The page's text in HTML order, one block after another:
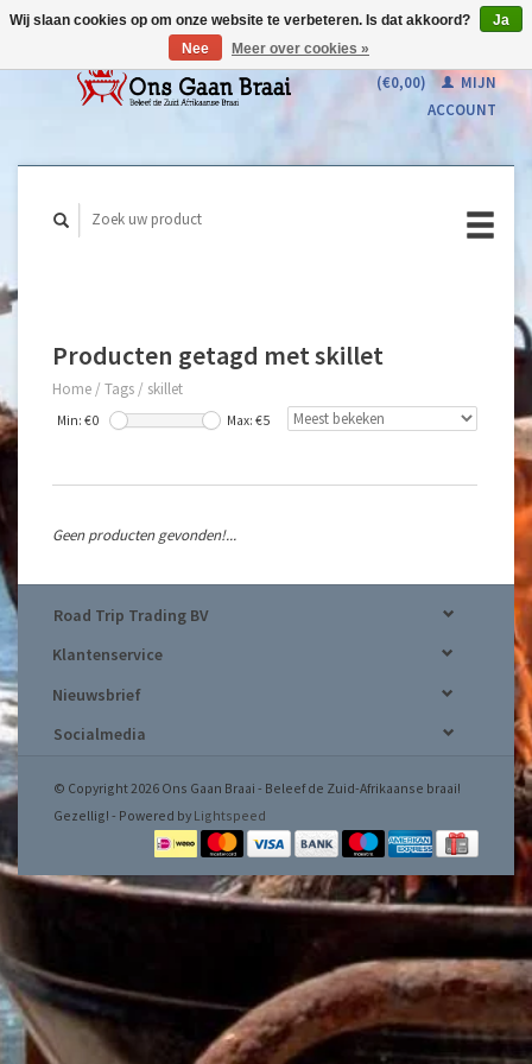
(€0,00)
MIJN
ACCOUNT
Producten getagd met skillet
Home / Tags / skillet
Min: €0 Max: €5
Geen producten gevonden!...
Road Trip Trading BV
Klantenservice
Nieuwsbrief
Socialmedia
© Copyright 2026 Ons Gaan Braai - Beleef de Zuid-Afrikaanse braai!
Gezellig! - Powered by Lightspeed
Wij slaan cookies op om onze website te verbeteren. Is dat akkoord?
Ja
Nee
Meer over cookies »